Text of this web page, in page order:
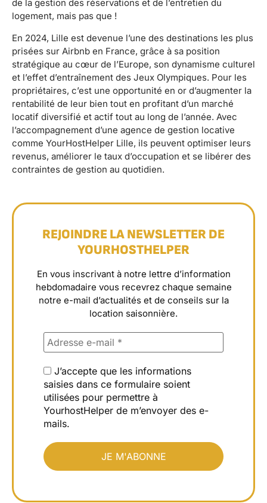
de la gestion des réservations et de l’entretien du
logement, mais pas que !
En 2024, Lille est devenue l’une des destinations les plus
prisées sur Airbnb en France, grâce à sa position
stratégique au cœur de l’Europe, son dynamisme culturel
et l’effet d’entraînement des Jeux Olympiques. Pour les
propriétaires, c’est une opportunité en or d’augmenter la
rentabilité de leur bien tout en profitant d’un marché
locatif diversifié et actif tout au long de l’année. Avec
l’accompagnement d’une agence de gestion locative
comme YourHostHelper Lille, ils peuvent optimiser leurs
revenus, améliorer le taux d’occupation et se libérer des
contraintes de gestion au quotidien.
REJOINDRE LA NEWSLETTER DE
YOURHOSTHELPER
En vous inscrivant à notre lettre d’information
hebdomadaire vous recevrez chaque semaine
notre e-mail d’actualités et de conseils sur la
location saisonnière.
J’accepte que les informations
saisies dans ce formulaire soient
utilisées pour permettre à
YourhostHelper de m’envoyer des e-
mails.